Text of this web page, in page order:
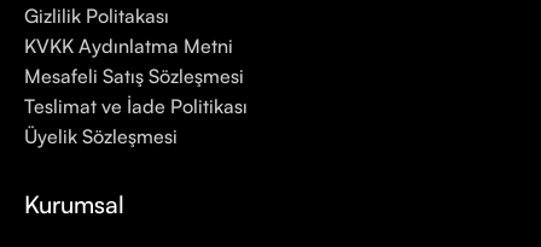
Gizlilik Politakası
KVKK Aydınlatma Metni
Mesafeli Satış Sözleşmesi
Teslimat ve İade Politikası
Üyelik Sözleşmesi
Kurumsal